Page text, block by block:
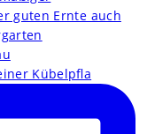
Kübelpfla